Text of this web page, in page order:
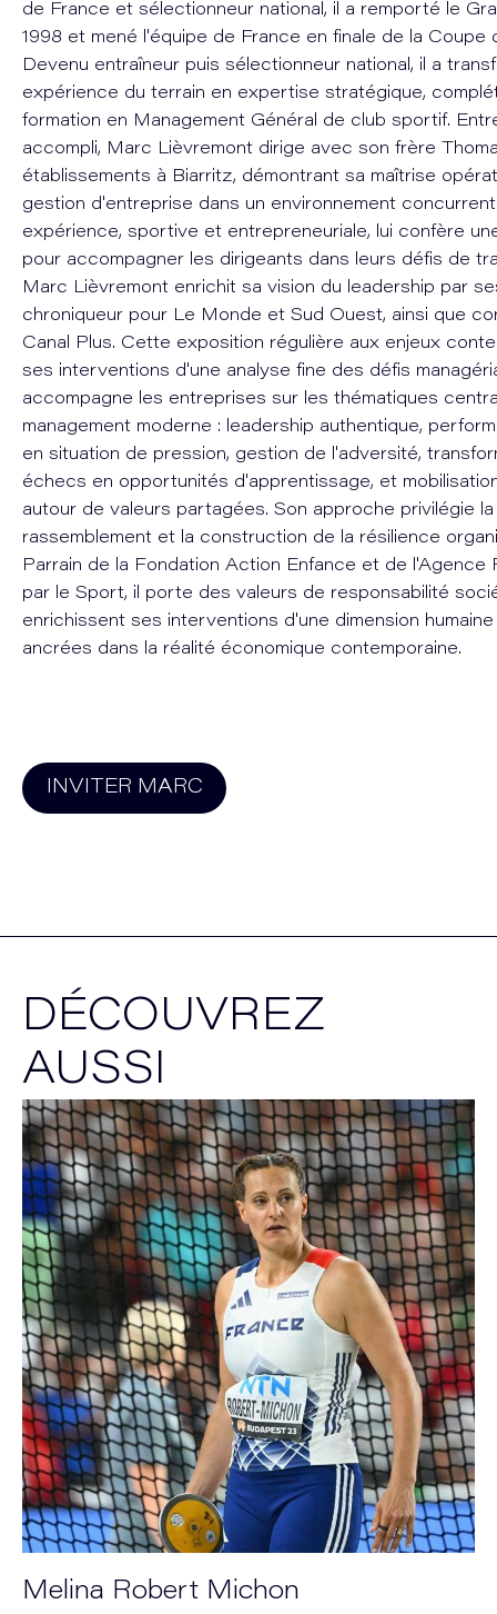
de France et sélectionneur national, il a remporté le
1998 et mené l'équipe de France en finale de la Coupe
Devenu entraîneur puis sélectionneur national, il a
expérience du terrain en expertise stratégique,
formation en Management Général de club sportif.
accompli, Marc Lièvremont dirige avec son frère
établissements à Biarritz, démontrant sa maîtrise
gestion d'entreprise dans un environnement
expérience, sportive et entrepreneuriale, lui confère
pour accompagner les dirigeants dans leurs défis de
Marc Lièvremont enrichit sa vision du leadership par
chroniqueur pour Le Monde et Sud Ouest, ainsi que
Canal Plus. Cette exposition régulière aux enjeux
ses interventions d'une analyse fine des défis
accompagne les entreprises sur les thématiques
management moderne : leadership authentique,
en situation de pression, gestion de l'adversité,
échecs en opportunités d'apprentissage, et
autour de valeurs partagées. Son approche privilégie
rassemblement et la construction de la résilience
Parrain de la Fondation Action Enfance et de l'Agence
par le Sport, il porte des valeurs de responsabilité
enrichissent ses interventions d'une dimension
ancrées dans la réalité économique contemporaine.
INVITER MARC
DÉCOUVREZ
AUSSI
Melina Robert Michon